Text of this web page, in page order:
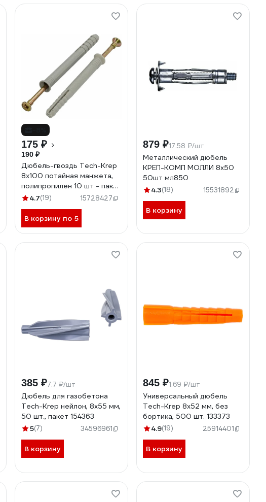
175 ₽
190 ₽
Дюбель-гвоздь Tech-Krep
8х100 потайная манжета,
полипропилен 10 шт - пакет
103906
4.7(19) 15728427
В корзину по 5
879 ₽17.58 ₽/шт
Металлический дюбель
КРЕП-КОМП МОЛЛИ 8х50
50шт мл850
4.3(18) 15531892
В корзину
385 ₽7.7 ₽/шт
Дюбель для газобетона
Tech-Krep нейлон, 8x55 мм,
50 шт., пакет 154363
5(7) 34596961
В корзину
845 ₽1.69 ₽/шт
Универсальный дюбель
Tech-Krep 8x52 мм, без
бортика, 500 шт. 133373
4.9(19) 25914401
В корзину